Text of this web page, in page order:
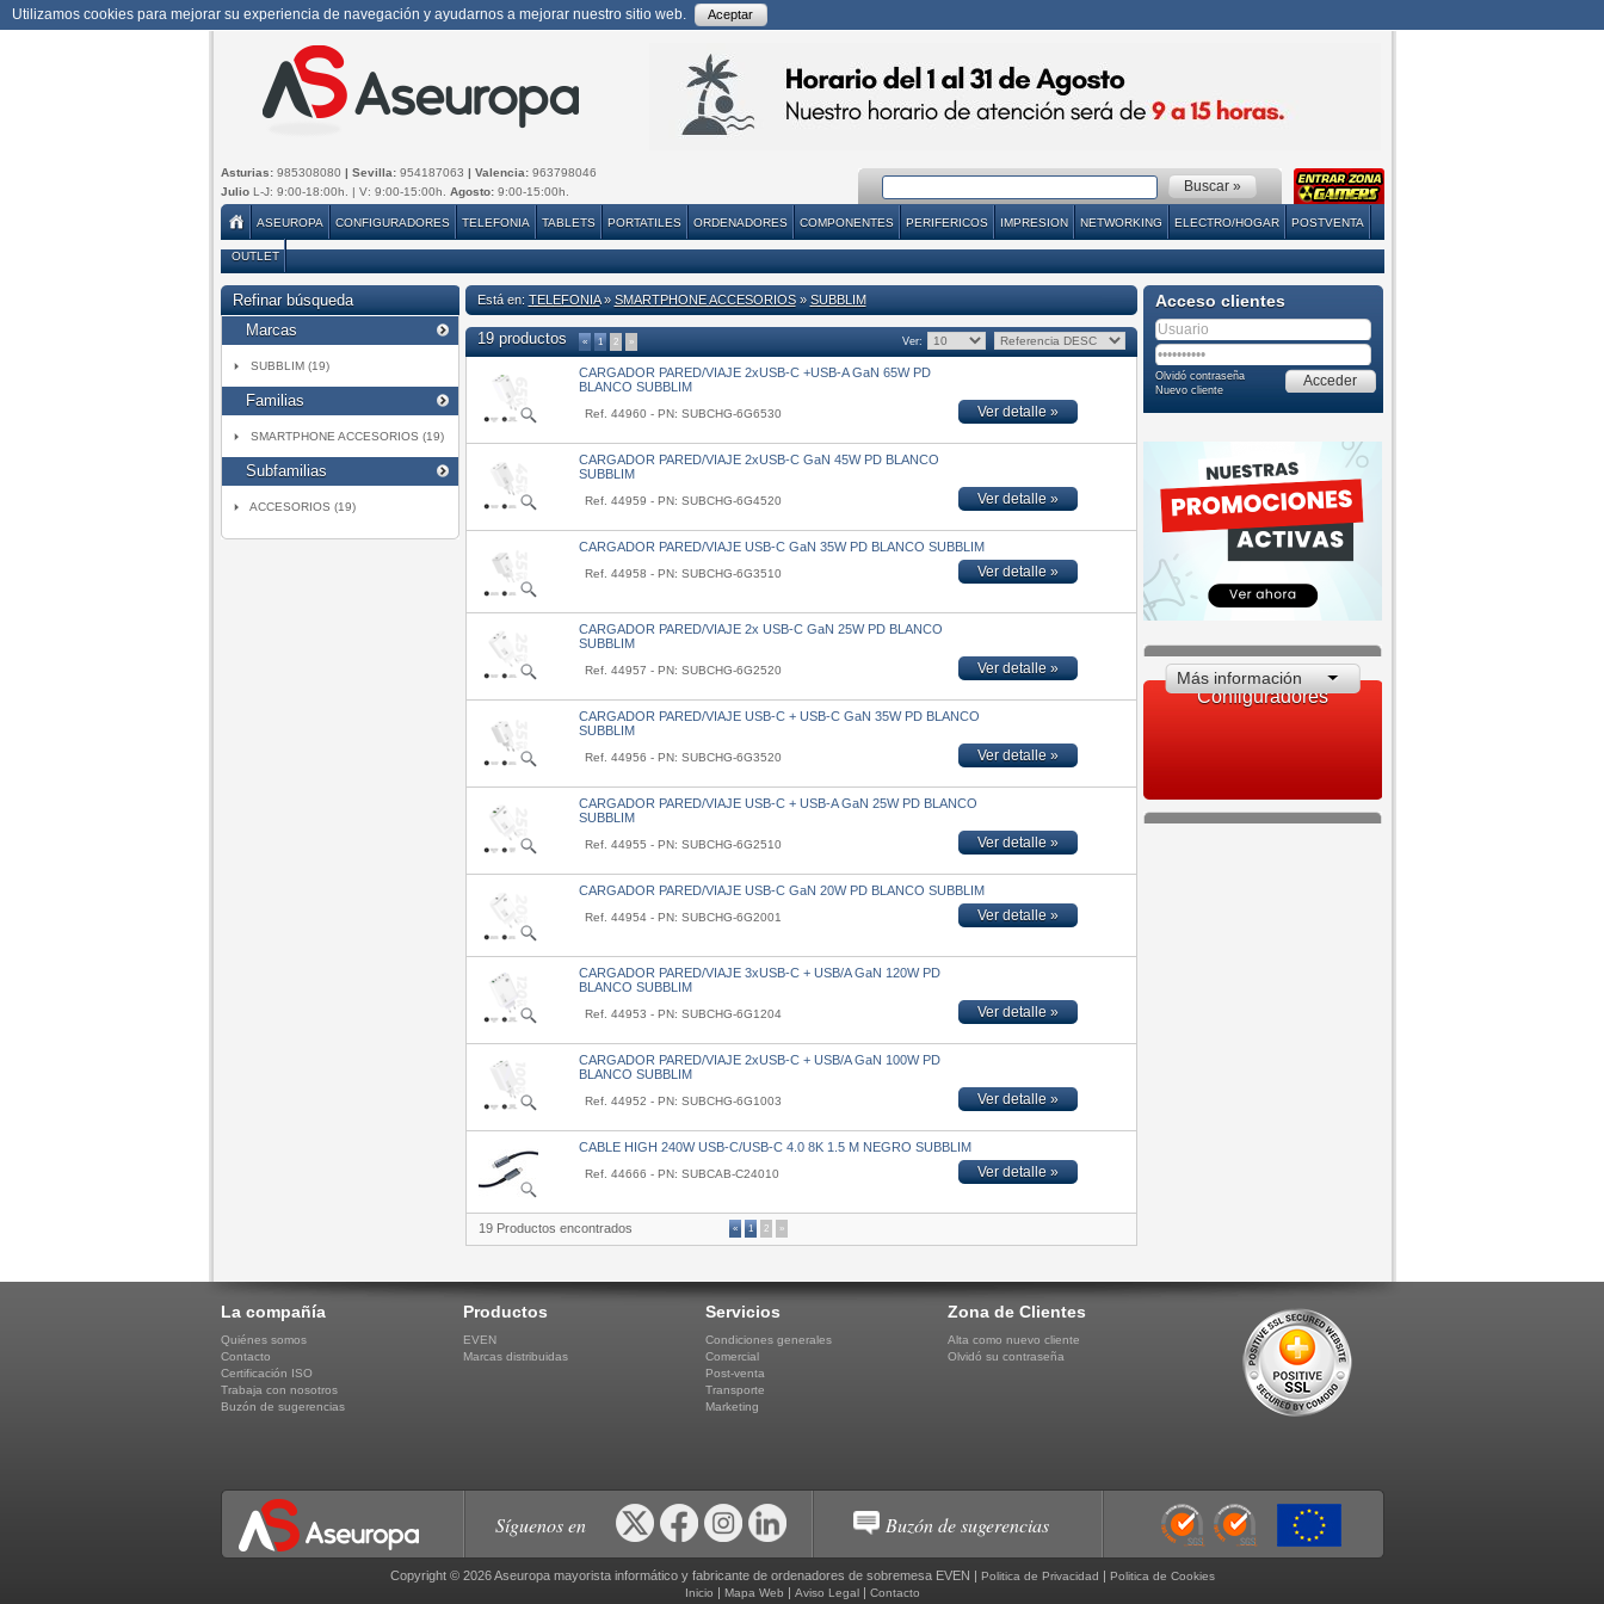
Utilizamos cookies para mejorar su experiencia de navegación y ayudarnos a mejorar nuestro sitio web. Aceptar
Asturias: 985308080 | Sevilla: 954187063 | Valencia: 963798046
JulioL-J: 9:00-18:00h. | V: 9:00-15:00h. Agosto:9:00-15:00h.
ASEUROPA CONFIGURADORES TELEFONIA TABLETS PORTATILES ORDENADORES COMPONENTES PERIFERICOS IMPRESION NETWORKING ELECTRO/HOGAR POSTVENTA
OUTLET
Refinar búsqueda
Marcas
SUBBLIM (19)
Familias
SMARTPHONE ACCESORIOS (19)
Subfamilias
ACCESORIOS (19)
Está en: TELEFONIA» SMARTPHONE ACCESORIOS» SUBBLIM
19 productos « 1 2 » Ver:
CARGADOR PARED/VIAJE 2xUSB-C +USB-A GaN 65W PD
BLANCO SUBBLIM
Ref. 44960 - PN: SUBCHG-6G6530 Ver detalle »
CARGADOR PARED/VIAJE 2xUSB-C GaN 45W PD BLANCO
SUBBLIM
Ref. 44959 - PN: SUBCHG-6G4520 Ver detalle »
CARGADOR PARED/VIAJE USB-C GaN 35W PD BLANCO SUBBLIM
Ref. 44958 - PN: SUBCHG-6G3510 Ver detalle »
CARGADOR PARED/VIAJE 2x USB-C GaN 25W PD BLANCO
SUBBLIM
Ref. 44957 - PN: SUBCHG-6G2520 Ver detalle »
CARGADOR PARED/VIAJE USB-C + USB-C GaN 35W PD BLANCO
SUBBLIM
Ref. 44956 - PN: SUBCHG-6G3520 Ver detalle »
CARGADOR PARED/VIAJE USB-C + USB-A GaN 25W PD BLANCO
SUBBLIM
Ref. 44955 - PN: SUBCHG-6G2510 Ver detalle »
CARGADOR PARED/VIAJE USB-C GaN 20W PD BLANCO SUBBLIM
Ref. 44954 - PN: SUBCHG-6G2001 Ver detalle »
CARGADOR PARED/VIAJE 3xUSB-C + USB/A GaN 120W PD
BLANCO SUBBLIM
Ref. 44953 - PN: SUBCHG-6G1204 Ver detalle »
CARGADOR PARED/VIAJE 2xUSB-C + USB/A GaN 100W PD
BLANCO SUBBLIM
Ref. 44952 - PN: SUBCHG-6G1003 Ver detalle »
CABLE HIGH 240W USB-C/USB-C 4.0 8K 1.5 M NEGRO SUBBLIM
Ref. 44666 - PN: SUBCAB-C24010 Ver detalle »
19 Productos encontrados « 1 2 »
Acceso clientes
Olvidó contraseña
Nuevo cliente
Configuradores
Más información
La compañía
Quiénes somos
Contacto
Certificación ISO
Trabaja con nosotros
Buzón de sugerencias
Productos
EVEN
Marcas distribuidas
Servicios
Condiciones generales
Comercial
Post-venta
Transporte
Marketing
Zona de Clientes
Alta como nuevo cliente
Olvidó su contraseña
Síguenos en Buzón de sugerencias
Copyright © 2026 Aseuropa mayorista informático y fabricante de ordenadores de sobremesa EVEN | Politica de Privacidad | Politica de Cookies
Inicio | Mapa Web | Aviso Legal| Contacto